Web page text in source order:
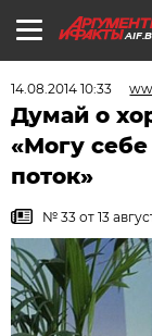
14.08.2014 10:33
Думай о
«Могу себе
поток»
№ 33 от 13